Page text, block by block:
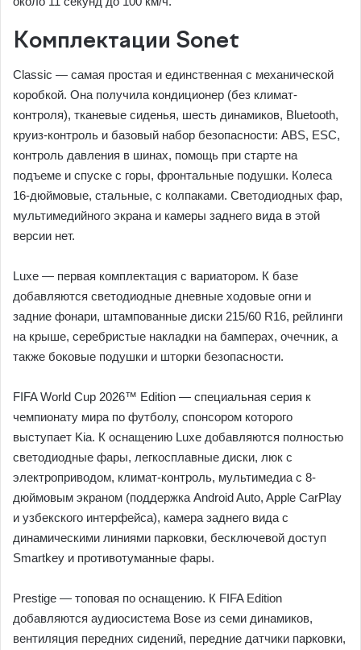
Комплектации Sonet
Classic — самая простая и единственная с механической
коробкой. Она получила кондиционер (без климат-
контроля), тканевые сиденья, шесть динамиков, Bluetooth,
круиз-контроль и базовый набор безопасности: ABS, ESC,
контроль давления в шинах, помощь при старте на
подъеме и спуске с горы, фронтальные подушки. Колеса
16-дюймовые, стальные, с колпаками. Светодиодных фар,
мультимедийного экрана и камеры заднего вида в этой
версии нет.
Luxe — первая комплектация с вариатором. К базе
добавляются светодиодные дневные ходовые огни и
задние фонари, штампованные диски 215/60 R16, рейлинги
на крыше, серебристые накладки на бамперах, очечник, а
также боковые подушки и шторки безопасности.
FIFA World Cup 2026™ Edition — специальная серия к
чемпионату мира по футболу, спонсором которого
выступает Kia. К оснащению Luxe добавляются полностью
светодиодные фары, легкосплавные диски, люк с
электроприводом, климат-контроль, мультимедиа с 8-
дюймовым экраном (поддержка Android Auto, Apple CarPlay
и узбекского интерфейса), камера заднего вида с
динамическими линиями парковки, бесключевой доступ
Smartkey и противотуманные фары.
Prestige — топовая по оснащению. К FIFA Edition
добавляются аудиосистема Bose из семи динамиков,
вентиляция передних сидений, передние датчики парковки,